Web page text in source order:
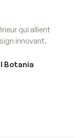
qui allient
innovant.
Botania